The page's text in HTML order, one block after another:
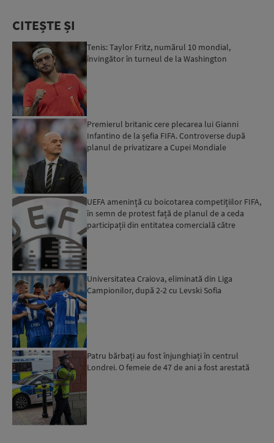
CITEȘTE ȘI
Tenis: Taylor Fritz, numărul 10 mondial,
învingător în turneul de la Washington
Premierul britanic cere plecarea lui Gianni
Infantino de la șefia FIFA. Controverse după
planul de privatizare a Cupei Mondiale
UEFA amenință cu boicotarea competițiilor FIFA,
în semn de protest față de planul de a ceda
participații din entitatea comercială către
Universitatea Craiova, eliminată din Liga
Campionilor, după 2-2 cu Levski Sofia
Patru bărbați au fost înjunghiați în centrul
Londrei. O femeie de 47 de ani a fost arestată